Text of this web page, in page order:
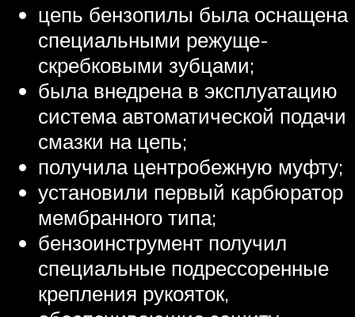
цепь бензопилы была оснащена
специальными режуще-
скребковыми зубцами;
была внедрена в эксплуатацию
система автоматической подачи
смазки на цепь;
получила центробежную муфту;
установили первый карбюратор
мембранного типа;
бензоинструмент получил
специальные подрессоренные
крепления рукояток,